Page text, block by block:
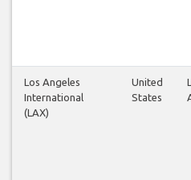
Los Angeles
International
(LAX)
United
States